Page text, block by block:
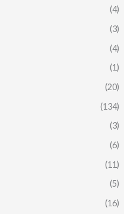
(4)
(3)
(4)
(1)
(20)
(134)
(3)
(6)
(11)
(5)
(16)